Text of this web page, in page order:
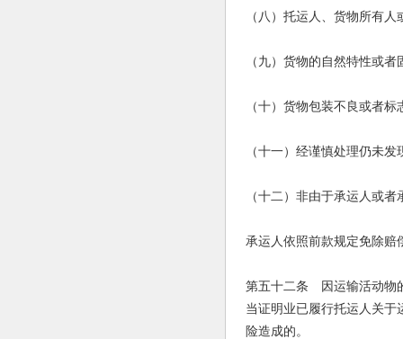
（八）托运人、货物所有
（九）货物的自然特性或者
（十）货物包装不良或者
（十一）经谨慎处理仍未
（十二）非由于承运人或
承运人依照前款规定免除赔
第五十二条 因运输活动物
当证明业已履行托运人关
险造成的。